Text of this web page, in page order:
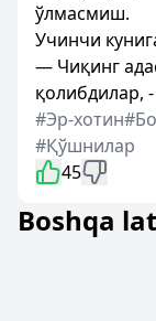
ўлмасмиш.
Учинчи
— Чиқинг
қолибдилар,
#Эр-хотин
#Қўшнилар
45
Boshqa